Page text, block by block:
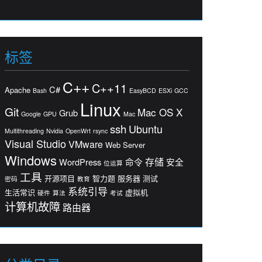
标签
Apache Bash C# C++ C++11 EasyBCD ESXi GCC
Git Google GPU Grub Linux Mac Mac OS X
Multithreading Nvidia OpenWrt rsync ssh Ubuntu
Visual StudioVMware Web Server
Windows WordPress 位运算 命令 存储 安全
密码 工具 开源项目 教育 智力题 服务器 测试
生活常识 硬件 算法 系统引导 考试 虚拟机
计算机故障 路由器